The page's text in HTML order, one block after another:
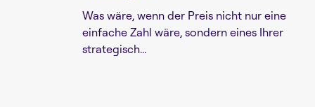
Was wäre, wenn der Preis nicht nur eine
einfache Zahl wäre, sondern eines Ihrer
strategisch...